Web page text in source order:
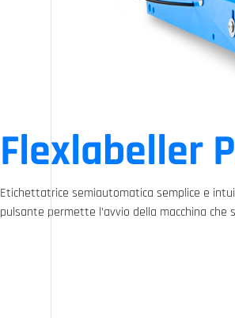
Flexlabeller
Etichettatrice semiautomatica semplice e
pulsante permette l’avvio della macchina